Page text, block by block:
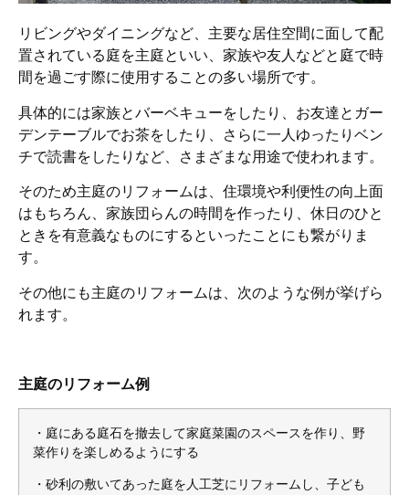
リビングやダイニングなど、主要な居住空間に面して配
置されている庭を主庭といい、家族や友人などと庭で時
間を過ごす際に使用することの多い場所です。
具体的には家族とバーベキューをしたり、お友達とガー
デンテーブルでお茶をしたり、さらに一人ゆったりベン
チで読書をしたりなど、さまざまな用途で使われます。
そのため主庭のリフォームは、住環境や利便性の向上面
はもちろん、家族団らんの時間を作ったり、休日のひと
ときを有意義なものにするといったことにも繋がりま
す。
その他にも主庭のリフォームは、次のような例が挙げら
れます。
主庭のリフォーム例
・庭にある庭石を撤去して家庭菜園のスペースを作り、野
菜作りを楽しめるようにする
・砂利の敷いてあった庭を人工芝にリフォームし、子ども